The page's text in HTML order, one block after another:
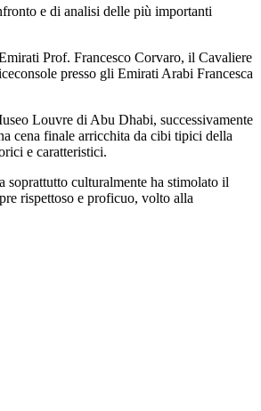
e di analisi delle più importanti
Prof. Francesco Corvaro, il Cavaliere
presso gli Emirati Arabi Francesca
Louvre di Abu Dhabi, successivamente
cena finale arricchita da cibi tipici della
e caratteristici.
soprattutto culturalmente ha stimolato il
rispettoso e proficuo, volto alla